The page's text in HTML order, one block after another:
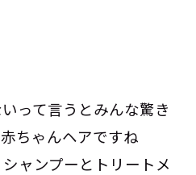
って言うとみんな驚き
ちゃんヘアですね
ャンプーとトリートメ